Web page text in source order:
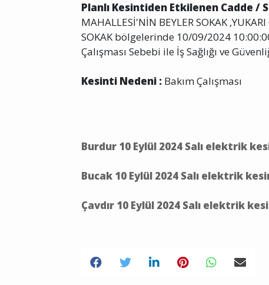
Planlı Kesintiden Etkilenen Cadde /
MAHALLESİ'NİN BEYLER SOKAK
SOKAK bölgelerinde 10/09/2024
Çalışması Sebebi ile İş Sağlığı ve
Kesinti Nedeni : Bakım Çalışması
Burdur 10 Eylül 2024 Salı elektrik
Bucak 10 Eylül 2024 Salı elektrik
Çavdır 10 Eylül 2024 Salı elektrik